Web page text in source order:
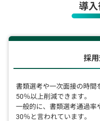
導
採
書類選考や一次面接の時間
50％以上削減できます。
一般的に、書類選考通過率
30％と言われています。